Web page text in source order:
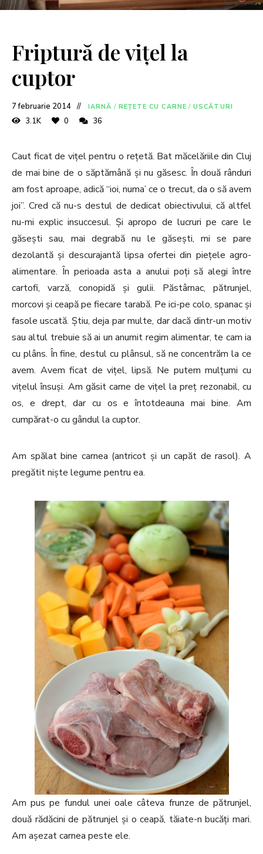
Friptură de vițel la
cuptor
7 februarie 2014 IARNĂ / REȚETE CU CARNE / USCĂTURI
3.1K 0 36
Caut ficat de vițel pentru o rețetă. Bat măcelăriile din Cluj
de mai bine de o săptămână și nu găsesc. În două rânduri
am fost aproape, adică “ioi, numa’ ce o trecut, da o să avem
joi”. Cred că nu-s destul de dedicat obiectivului, că altfel
nu-mi explic insuccesul. Și apropo de lucruri pe care le
găsești sau, mai degrabă nu le găsești, mi se pare
dezolantă și descurajantă lipsa ofertei din piețele agro-
alimentare. În perioada asta a anului poți să alegi între
cartofi, varză, conopidă și gulii. Păstârnac, pătrunjel,
morcovi și ceapă pe fiecare tarabă. Pe ici-pe colo, spanac și
fasole uscată. Știu, deja par multe, dar dacă dintr-un motiv
sau altul trebuie să ai un anumit regim alimentar, te cam ia
cu plâns. În fine, destul cu plânsul, să ne concentrăm la ce
avem. Avem ficat de vițel, lipsă. Ne putem mulțumi cu
vițelul însuși. Am găsit carne de vițel la preț rezonabil, cu
os, e drept, dar cu os e întotdeauna mai bine. Am
cumpărat-o cu gândul la cuptor.
Am spălat bine carnea (antricot și un capăt de rasol). A
pregătit niște legume pentru ea.
Am pus pe fundul unei oale câteva frunze de pătrunjel,
două rădăcini de pătrunjel și o ceapă, tăiate-n bucăți mari.
Am așezat carnea peste ele.